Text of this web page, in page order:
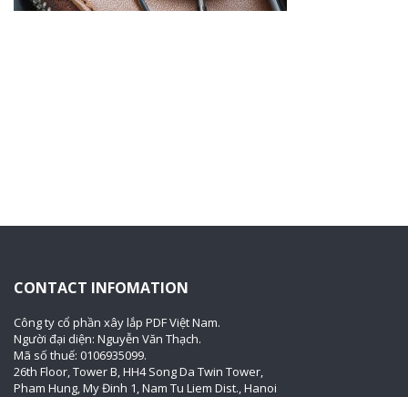
CONTACT INFOMATION
Công ty cổ phần xây lắp PDF Việt Nam.
Người đại diện: Nguyễn Văn Thạch.
Mã số thuế: 0106935099.
26th Floor, Tower B, HH4 Song Da Twin Tower,
Pham Hung, My Đinh 1, Nam Tu Liem Dist., Hanoi